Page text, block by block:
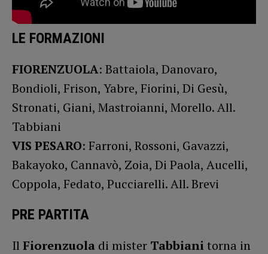
LE FORMAZIONI
FIORENZUOLA: Battaiola, Danovaro,
Bondioli, Frison, Yabre, Fiorini, Di Gesù,
Stronati, Giani, Mastroianni, Morello. All.
Tabbiani
VIS PESARO: Farroni, Rossoni, Gavazzi,
Bakayoko, Cannavò, Zoia, Di Paola, Aucelli,
Coppola, Fedato, Pucciarelli. All. Brevi
PRE PARTITA
Il Fiorenzuola di mister Tabbianitorna in